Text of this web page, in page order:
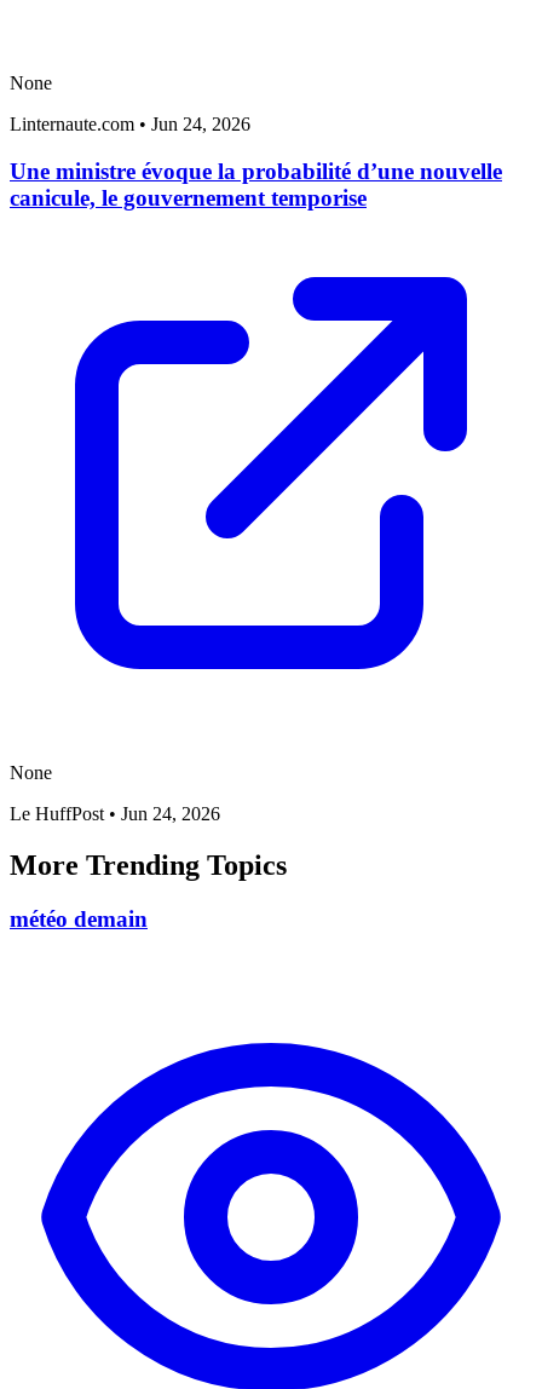
None
Linternaute.com • Jun 24, 2026
Une ministre évoque la probabilité d’une nouvelle
canicule, le gouvernement temporise
None
Le HuffPost • Jun 24, 2026
More Trending Topics
météo demain